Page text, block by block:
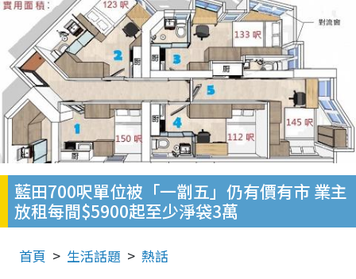
藍田700呎單位被「一劏五」仍有價有市 業主
放租每間$5900起至少淨袋3萬
首頁 生活話題 熱話